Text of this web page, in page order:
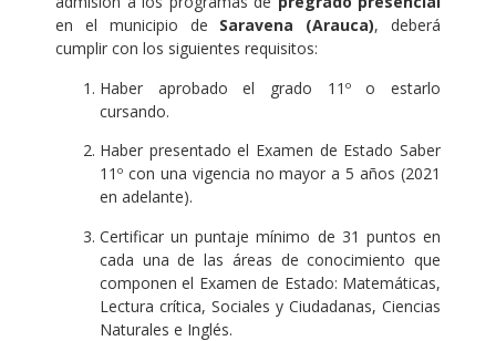
en el municipio de Saravena (Arauca), deberá
cumplir con los siguientes requisitos:
Haber aprobado el grado 11º o estarlo
cursando.
Haber presentado el Examen de Estado Saber
11º con una vigencia no mayor a 5 años (2021
en adelante).
Certificar un puntaje mínimo de 31 puntos en
cada una de las áreas de conocimiento que
componen el Examen de Estado: Matemáticas,
Lectura crítica, Sociales y Ciudadanas, Ciencias
Naturales e Inglés.